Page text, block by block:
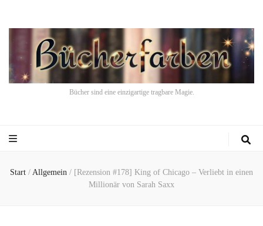
Bücher sind eine einzigartige tragbare Magie.
Start / Allgemein / [Rezension #178] King of Chicago – Verliebt in einen
Millionär von Sarah Saxx